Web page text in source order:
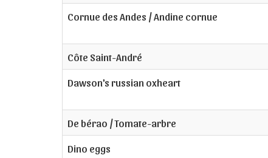
Cornue des Andes / Andine cornue
Côte Saint-André
Dawson's russian oxheart
De bérao / Tomate-arbre
Dino eggs